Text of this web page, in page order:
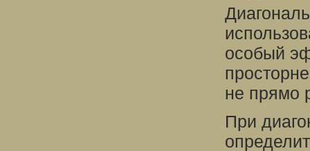
особый
не прямо
При